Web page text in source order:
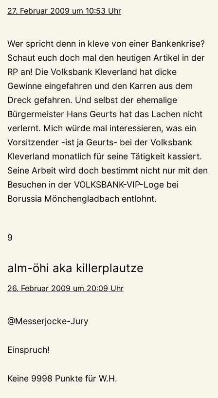
27. Februar 2009 um 10:53 Uhr
Wer spricht denn in kleve von einer Bankenkrise?
Schaut euch doch mal den heutigen Artikel in der
RP an! Die Volksbank Kleverland hat dicke
Gewinne eingefahren und den Karren aus dem
Dreck gefahren. Und selbst der ehemalige
Bürgermeister Hans Geurts hat das Lachen nicht
verlernt. Mich würde mal interessieren, was ein
Vorsitzender -ist ja Geurts- bei der Volksbank
Kleverland monatlich für seine Tätigkeit kassiert.
Seine Arbeit wird doch bestimmt nicht nur mit den
Besuchen in der VOLKSBANK-VIP-Loge bei
Borussia Mönchengladbach entlohnt.
9
alm-öhi aka killerplautze
26. Februar 2009 um 20:09 Uhr
@Messerjocke-Jury
Einspruch!
Keine 9998 Punkte für W.H.